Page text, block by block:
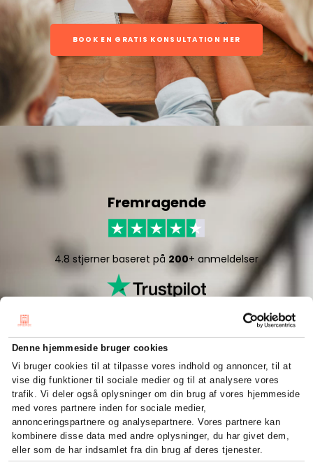
Denne hjemmeside bruger cookies
Vi bruger cookies til at tilpasse vores indhold og annoncer, til at
vise dig funktioner til sociale medier og til at analysere vores
trafik. Vi deler også oplysninger om din brug af vores hjemmeside
med vores partnere inden for sociale medier,
annonceringspartnere og analysepartnere. Vores partnere kan
kombinere disse data med andre oplysninger, du har givet dem,
eller som de har indsamlet fra din brug af deres tjenester.
BOOK EN GRATIS KONSULTATION HER
Fremragende
4.8 stjerner baseret på 200+ anmeldelser
5/5 stjerner baseret på 50 + anmeldelser